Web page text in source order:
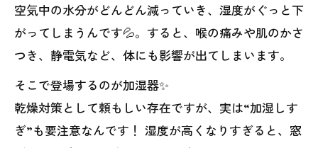
空気中の水分がどんどん減っていき、湿度がぐっと下
がってしまうんです💦。すると、喉の痛みや肌のかさ
つき、静電気など、体にも影響が出てしまいます。
そこで登場するのが加湿器✨
乾燥対策として頼もしい存在ですが、実は“加湿しす
ぎ”も要注意なんです！ 湿度が高くなりすぎると、窓